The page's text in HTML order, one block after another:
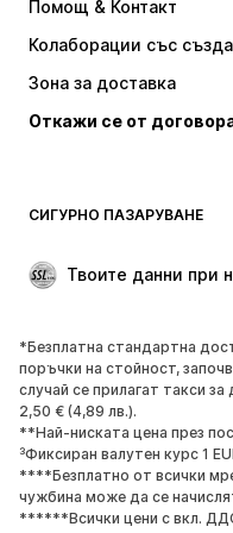
Бельо
Палта
Специални Поводи
ОБУВКИ
НОВО
Маратонки
Обувки с висок ток
Сандали
Помощ & Контакт
Колаборации със
Зона за доставка
Откажи се от
СИГУРНО ПАЗАРУВАНЕ
Твоите данни при
*Безплатна стандартна
поръчки на стойност,
случай се прилагат такси
2,50 € (4,89 лв.).
**Най-ниската цена през
³Фиксиран валутен курс 1
****Безплатно от всички
чужбина може да се
******Всички цени с вкл.